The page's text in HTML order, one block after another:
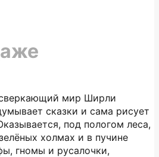
мир Ширли
сказки и сама рисует
под пологом леса,
холмах и в пучине
гномы и русалочки,